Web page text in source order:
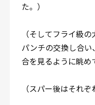
た。）
（そしてフライ級
パンチの交換し合
合を見るように眺め
（スパー後はそれ